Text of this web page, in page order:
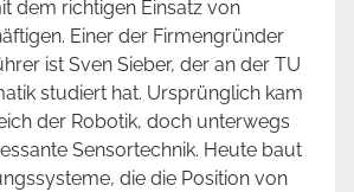
dem richtigen Einsatz von
Einer der Firmengründer
ist Sven Sieber, der an der TU
studiert hat. Ursprünglich kam
der Robotik, doch unterwegs
Sensortechnik. Heute baut
die die Position von